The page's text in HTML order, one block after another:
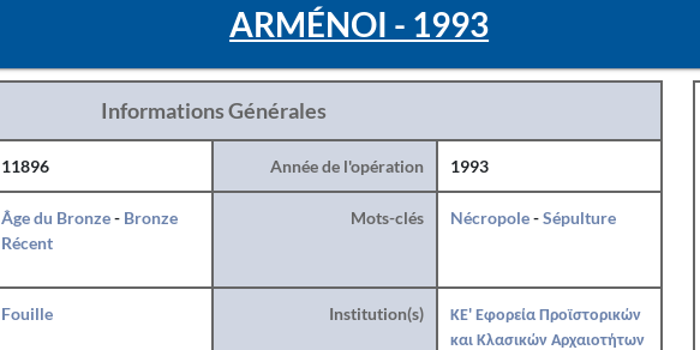
ARMÉNOI - 1993
Informations Générales
11896 Année de l'opération 1993
Âge du Bronze- Bronze
Récent
Mots-clés Nécropole-Sépulture
Fouille Institution(s)
ΚΕ' Εφορεία Προϊστορικών
και Κλασικών Αρχαιοτήτων